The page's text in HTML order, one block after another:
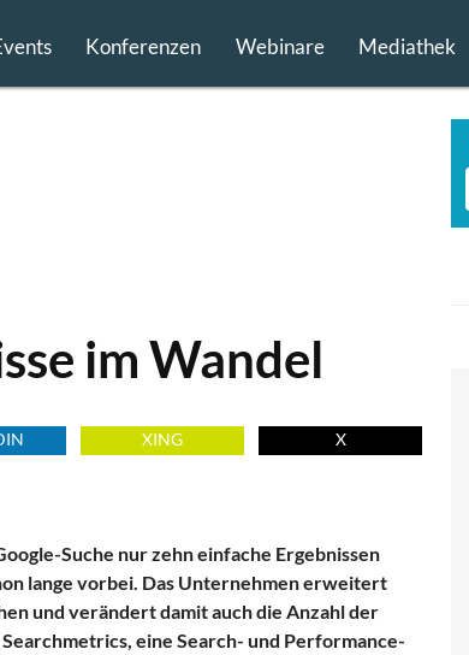
Konferenzen Webinare Mediathek
im Wandel
XING X
Suche nur zehn einfache Ergebnissen
lange vorbei. Das Unternehmen erweitert
und verändert damit auch die Anzahl der
eine Search- und Performance-